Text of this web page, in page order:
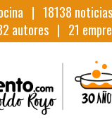
| 18138
autores | 21